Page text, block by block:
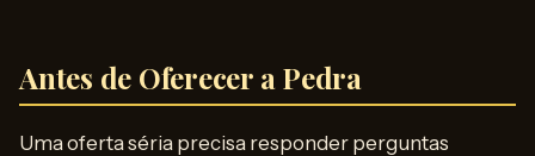
Antes de Oferecer a Pedra
Uma oferta séria precisa responder perguntas